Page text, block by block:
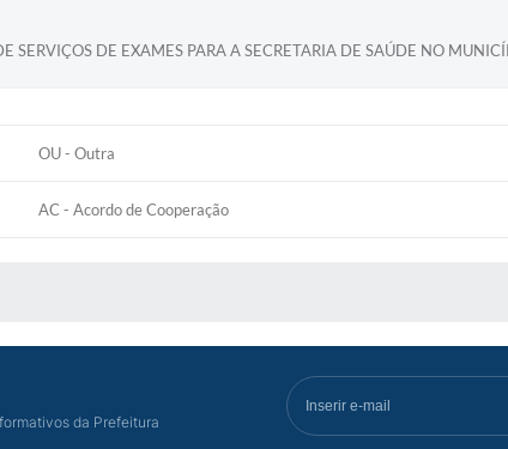
SERVIÇOS DE EXAMES PARA A SECRETARIA DE SAÚDE NO
OU - Outra
AC - Acordo de Cooperação
da Prefeitura